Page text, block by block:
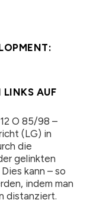
AUF
O 85/98 –
(LG) in
die
gelinkten
kann – so
indem man
distanziert.